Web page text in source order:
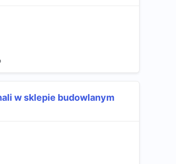
w sklepie budowlanym